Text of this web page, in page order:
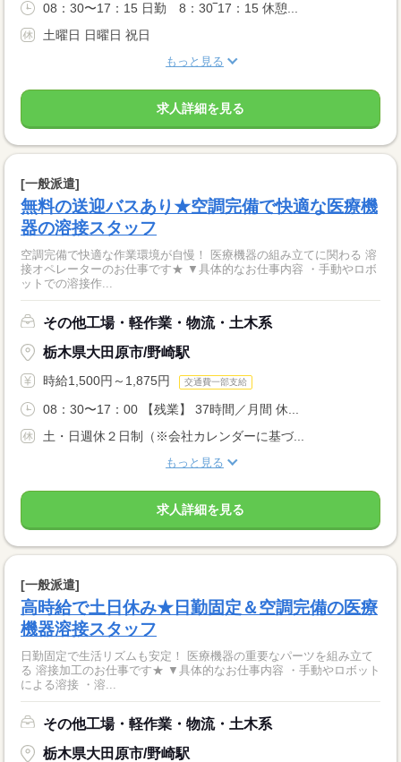
08：30〜17：15 日勤 8：30‾17：15 休憩...
土曜日 日曜日 祝日
もっと見る
求人詳細を見る
[一般派遣]
無料の送迎バスあり★空調完備で快適な医療機
器の溶接スタッフ
空調完備で快適な作業環境が自慢！ 医療機器の組み立てに関わる 溶
接オペレーターのお仕事です★ ▼具体的なお仕事内容 ・手動やロボ
ットでの溶接作...
その他工場・軽作業・物流・土木系
栃木県大田原市/野崎駅
時給1,500円～1,875円 交通費一部支給
08：30〜17：00 【残業】 37時間／月間 休...
土・日週休２日制（※会社カレンダーに基づ...
もっと見る
求人詳細を見る
[一般派遣]
高時給で土日休み★日勤固定＆空調完備の医療
機器溶接スタッフ
日勤固定で生活リズムも安定！ 医療機器の重要なパーツを組み立て
る 溶接加工のお仕事です★ ▼具体的なお仕事内容 ・手動やロボット
による溶接 ・溶...
その他工場・軽作業・物流・土木系
栃木県大田原市/野崎駅